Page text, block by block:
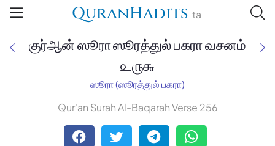
QuranHadits ta
Jan Trust Foundation
Mufti Omar Sheriff Qasimi,
குர்ஆன் ஸூரா ஸூரத்துல் பகரா வசனம்
௨௫௬
ஸூரா (ஸூரத்துல் பகரா)
Qur'an Surah Al-Baqarah Verse 256